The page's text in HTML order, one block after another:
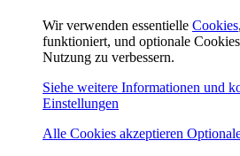
Wir verwenden essentielle Cookies
funktioniert, und optionale
Nutzung zu verbessern.
Siehe weitere Informationen und
Einstellungen
Alle Cookies akzeptieren